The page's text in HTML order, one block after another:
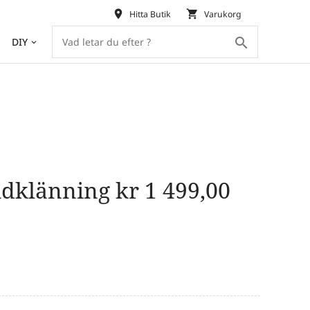
DIY keyboard_arrow_down search
place Hitta Butik shopping_cart Varukorg
kr 1 499,00